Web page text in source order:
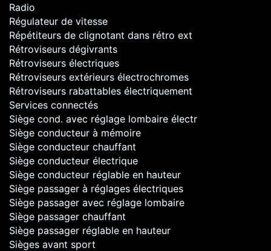
Radio
Régulateur de vitesse
Répétiteurs de clignotant dans rétro ext
Rétroviseurs dégivrants
Rétroviseurs électriques
Rétroviseurs extérieurs électrochromes
Rétroviseurs rabattables électriquement
Services connectés
Siège cond. avec réglage lombaire électr
Siège conducteur à mémoire
Siège conducteur chauffant
Siège conducteur électrique
Siège conducteur réglable en hauteur
Siège passager à réglages électriques
Siège passager avec réglage lombaire
Siège passager chauffant
Siège passager réglable en hauteur
Sièges avant sport